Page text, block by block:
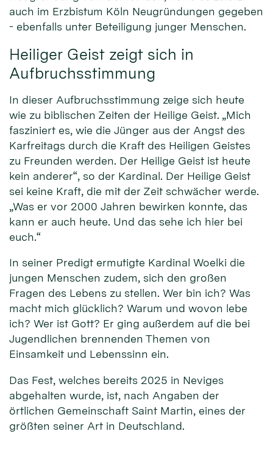
auch im Erzbistum Köln Neugründungen gegeben
- ebenfalls unter Beteiligung junger Menschen.
Heiliger Geist zeigt sich in
Aufbruchsstimmung
In dieser Aufbruchsstimmung zeige sich heute
wie zu biblischen Zeiten der Heilige Geist. „Mich
fasziniert es, wie die Jünger aus der Angst des
Karfreitags durch die Kraft des Heiligen Geistes
zu Freunden werden. Der Heilige Geist ist heute
kein anderer“, so der Kardinal. Der Heilige Geist
sei keine Kraft, die mit der Zeit schwächer werde.
„Was er vor 2000 Jahren bewirken konnte, das
kann er auch heute. Und das sehe ich hier bei
euch.“
In seiner Predigt ermutigte Kardinal Woelki die
jungen Menschen zudem, sich den großen
Fragen des Lebens zu stellen. Wer bin ich? Was
macht mich glücklich? Warum und wovon lebe
ich? Wer ist Gott? Er ging außerdem auf die bei
Jugendlichen brennenden Themen von
Einsamkeit und Lebenssinn ein.
Das Fest, welches bereits 2025 in Neviges
abgehalten wurde, ist, nach Angaben der
örtlichen Gemeinschaft Saint Martin, eines der
größten seiner Art in Deutschland.